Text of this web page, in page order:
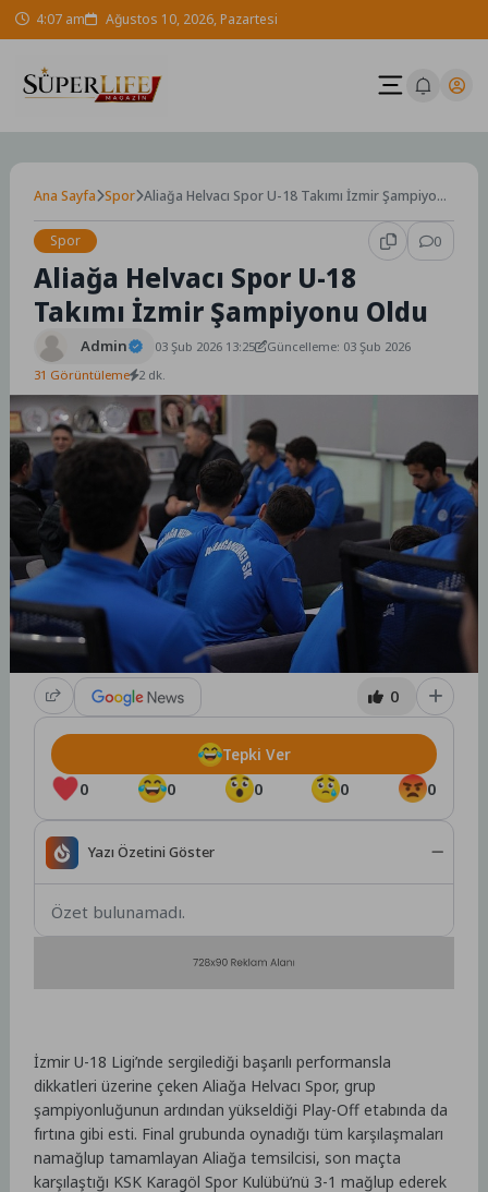
Skip 4:07 am Ağustos 10, 2026, Pazartesi
Ana Sayfa Spor Aliağa Helvacı Spor U-18 Takımı İzmir Şampiyonu
Spor
0
Aliağa Helvacı Spor U-18
Takımı İzmir Şampiyonu Oldu
Admin 03 Şub 2026 13:25
Güncelleme: 03 Şub 2026
31 Görüntüleme 2 dk.
0
0 0 0 0 0
Tepki Ver
Yazı Özetini Göster
Özet bulunamadı.
İzmir U-18 Ligi’nde sergilediği başarılı performansla
dikkatleri üzerine çeken Aliağa Helvacı Spor, grup
şampiyonluğunun ardından yükseldiği Play-Off etabında da
fırtına gibi esti. Final grubunda oynadığı tüm karşılaşmaları
namağlup tamamlayan Aliağa temsilcisi, son maçta
karşılaştığı KSK Karagöl Spor Kulübü’nü 3-1 mağlup ederek